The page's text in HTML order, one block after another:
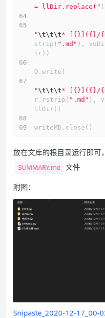
= llDir.replace("
" \t\t\t* [{}]({}/
strip( ".md" ),
ir))
D.write(
" \t\t\t* [{}]({}/
r.rstrip( ".md" ),
llDir))
writeMD.close()
放在文库的根目录运行即可
SUMMARY.md 文件
附图：
Snipaste_2020-12-17_00-